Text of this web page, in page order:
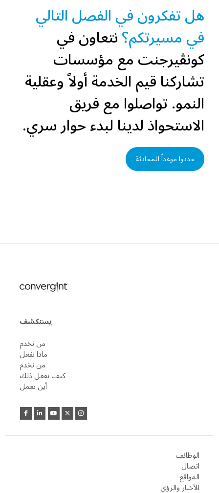
هل تفكرون في الفصل التالي
في مسيرتكم؟نتعاون في
كونڤيرجنت مع مؤسسات
تشاركنا قيم الخدمة أولاً وعقلية
النمو. تواصلوا مع فريق
الاستحواذ لدينا لبدء حوار سري.
حددوا موعداً للمحادثة
يستكشف
من نخدم
ماذا نفعل
من نخدم
كيف نفعل ذلك
أين نعمل
الوظائف
اتصال
المواقع
الأخبار والرؤى